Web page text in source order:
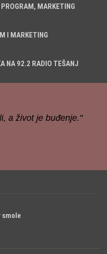
MARKETING
I MARKETING
NA 92.2 RADIO TEŠANJ
a život je buđenje."
smole